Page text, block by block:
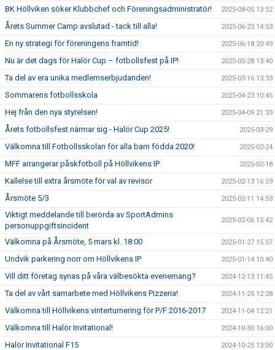
BK Höllviken söker Klubbchef och Föreningsadministratör! 2025-08-05 13:52
Årets Summer Camp avslutad - tack till alla! 2025-06-23 14:53
En ny strategi för föreningens framtid! 2025-06-18 20:49
Nu är det dags för Halör Cup – fotbollsfest på IP! 2025-05-28 13:40
Ta del av era unika medlemserbjudanden! 2025-05-16 13:33
Sommarens fotbollsskola 2025-04-23 10:45
Hej från den nya styrelsen! 2025-04-09 21:33
Årets fotbollsfest närmar sig - Halör Cup 2025! 2025-03-29
Välkomna till Fotbollsskolan för alla barn födda 2020! 2025-02-24
MFF arrangerar påskfotboll på Höllvikens IP 2025-02-18
Kallelse till extra årsmöte för val av revisor 2025-02-13 16:59
Årsmöte 5/3 2025-02-11 14:53
Viktigt meddelande till berörda av SportAdmins
personuppgiftsincident
2025-02-06 15:42
Välkomna på Årsmöte, 5 mars kl. 18:00 2025-01-27 15:57
Undvik parkering norr om Höllvikens IP 2025-01-14 10:40
Vill ditt företag synas på våra välbesökta evenemang? 2024-12-13 11:45
Ta del av vårt samarbete med Höllvikens Pizzeria! 2024-11-25 12:28
Välkomna till Höllvikens vinterturnering för P/F 2016-2017 2024-11-04 12:21
Välkomna till Halör Invitational! 2024-10-30 16:00
Halör Invitational F15 2024-10-25 13:00